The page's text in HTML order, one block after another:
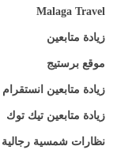
Malaga Travel
زيادة متابعين
موقع برستيج
زيادة متابعين انستقرام
زيادة متابعين تيك توك
نظارات شمسية رجالية